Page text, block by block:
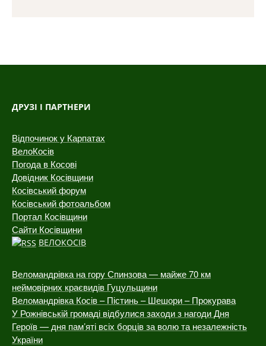
ДРУЗІ І ПАРТНЕРИ
Відпочинок у Карпатах
ВелоКосів
Погода в Косові
Довідник Косівщини
Косівський форум
Косівський фотоальбом
Портал Косівщини
Сайти Косівщини
ВЕЛОКОСІВ
Веломандрівка на гору Спинзова — майже 70 км
неймовірних краєвидів Гуцульщини
Веломандрівка Косів – Пістинь – Шешори – Прокурава
У Рожнівській громаді відбулися заходи з нагоди Дня
Героїв — дня пам’яті всіх борців за волю та незалежність
України